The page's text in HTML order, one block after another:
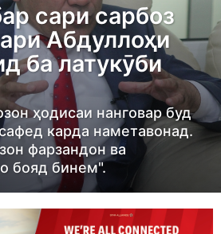
сари сарбоз
Абдуллоҳи
ба латукӯби
ҳодисаи нанговар буд
карда наметавонад.
фарзандон ва
бояд бинем".